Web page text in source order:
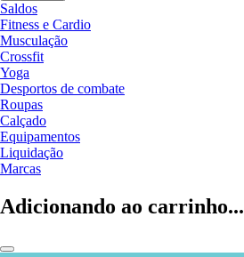
Saldos
Fitness e Cardio
Musculação
Crossfit
Yoga
Desportos de combate
Roupas
Calçado
Equipamentos
Liquidação
Marcas
Adicionando ao carrinho...